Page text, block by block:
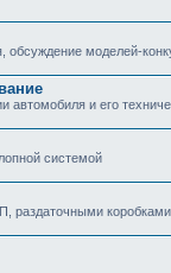
обсуждение моделей-
и его
системой